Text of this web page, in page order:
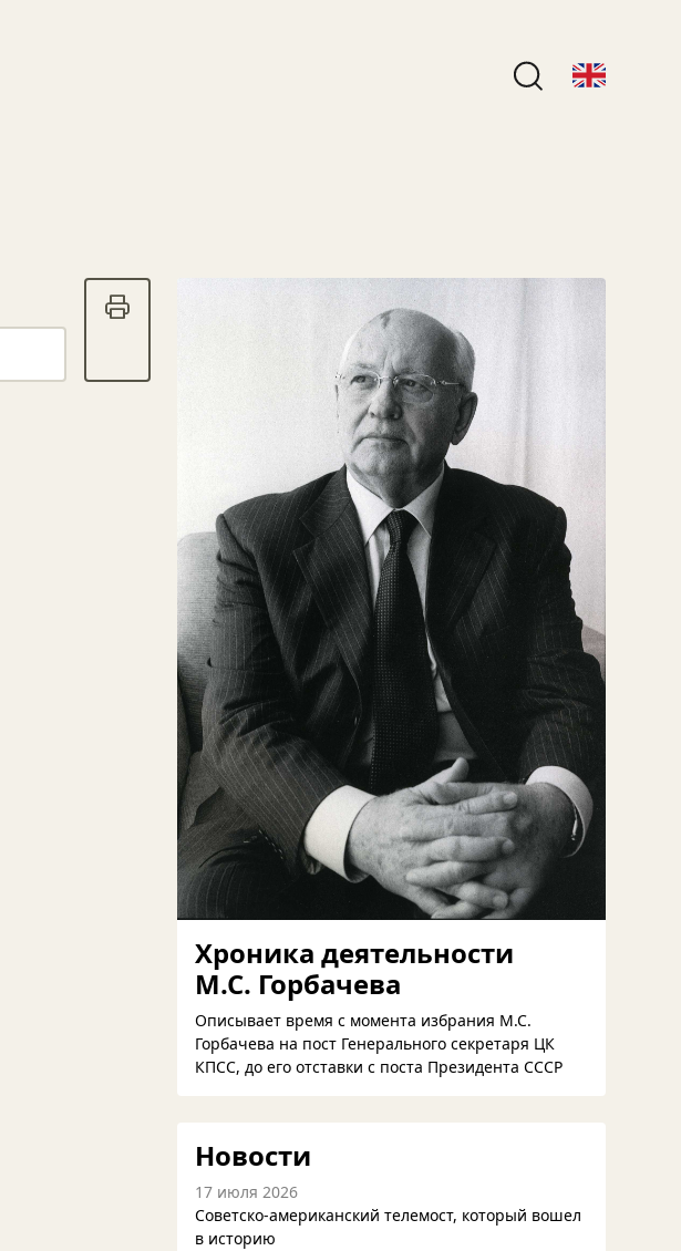
Хроника деятельности
М.С. Горбачева
Описывает время с момента избрания М.С.
Горбачева на пост Генерального секретаря ЦК
КПСС, до его отставки с поста Президента СССР
Новости
17 июля 2026
Советско-американский телемост, который вошел
в историю